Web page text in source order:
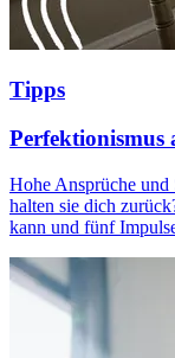
Tipps
Perfektionismus
Hohe Ansprüche
halten sie dich
kann und fünf